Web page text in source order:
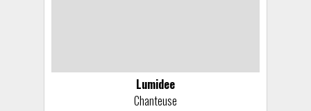
Lumidee
Chanteuse